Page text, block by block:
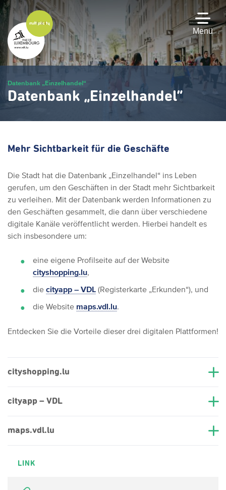
Zum
Hauptinhalt
gehen
Menü
Datenbank „Einzelhandel“
Datenbank „Einzelhandel“
Mehr Sichtbarkeit für die Geschäfte
Die Stadt hat die Datenbank „Einzelhandel“ ins Leben
gerufen, um den Geschäften in der Stadt mehr Sichtbarkeit
zu verleihen. Mit der Datenbank werden Informationen zu
den Geschäften gesammelt, die dann über verschiedene
digitale Kanäle veröffentlicht werden. Hierbei handelt es
sich insbesondere um:
eine eigene Profilseite auf der Website
cityshopping.lu,
die cityapp – VDL (Registerkarte „Erkunden“), und
die Website maps.vdl.lu.
Entdecken Sie die Vorteile dieser drei digitalen Plattformen!
cityshopping.lu
cityapp – VDL
maps.vdl.lu
LINK